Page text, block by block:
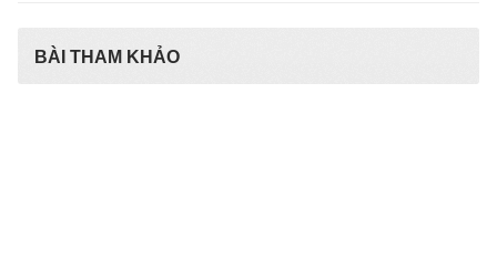
BÀI THAM KHẢO